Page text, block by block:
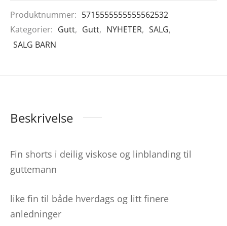
Produktnummer: 5715555555555562532
Kategorier: Gutt, Gutt, NYHETER, SALG,
SALG BARN
Beskrivelse
Fin shorts i deilig viskose og linblanding til
guttemann
like fin til både hverdags og litt finere
anledninger